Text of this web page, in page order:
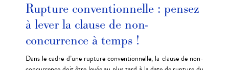
Rupture conventionnelle : pensez
à lever la clause de non-
concurrence à temps !
Dans le cadre d’une rupture conventionnelle, la clause de non-